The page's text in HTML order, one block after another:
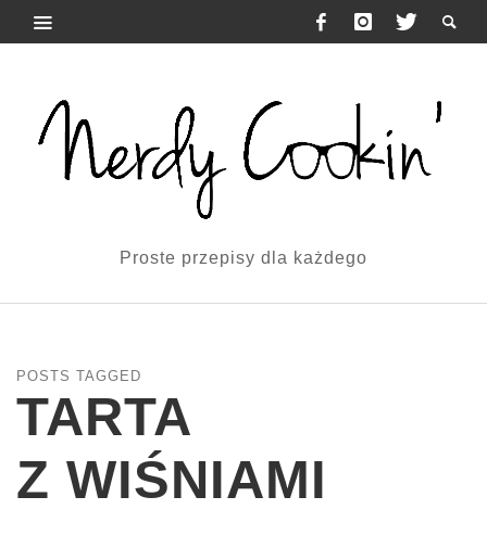
Proste przepisy dla każdego
POSTS TAGGED
TARTA
Z WIŚNIAMI